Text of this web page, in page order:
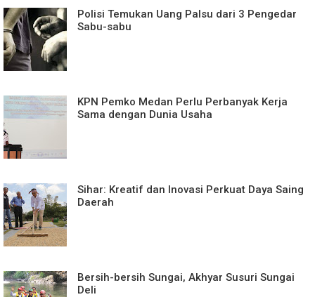
Polisi Temukan Uang Palsu dari 3 Pengedar
Sabu-sabu
KPN Pemko Medan Perlu Perbanyak Kerja
Sama dengan Dunia Usaha
Sihar: Kreatif dan Inovasi Perkuat Daya Saing
Daerah
Bersih-bersih Sungai, Akhyar Susuri Sungai
Deli